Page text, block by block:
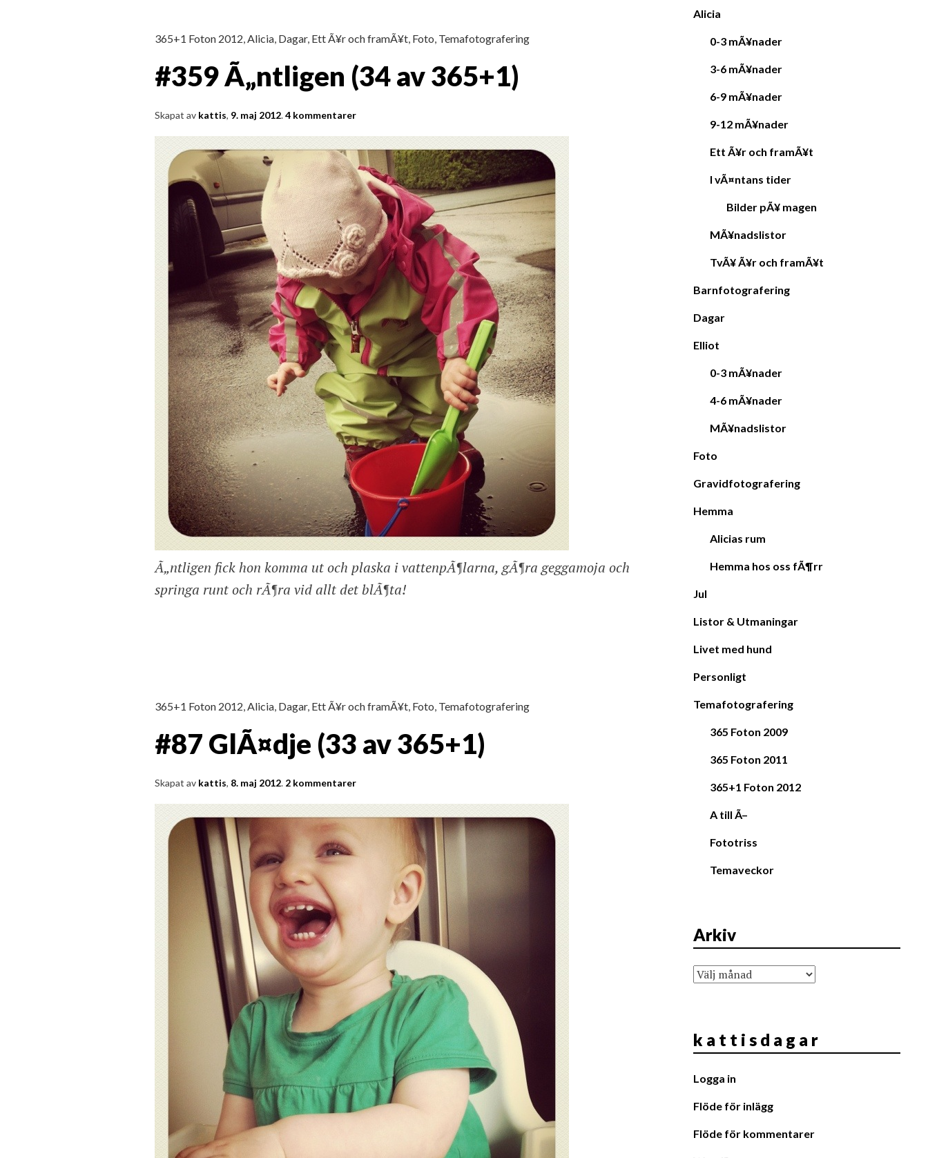
365+1 Foton 2012,Alicia, Dagar, Ett Ã¥r och framÃ¥t, Foto, Temafotografering
#359 Ã„ntligen (34 av 365+1)
Skapat av kattis, 9. maj 2012.4 kommentarer
Ã„ntligen fick hon komma ut och plaska i vattenpÃ¶larna, gÃ¶ra geggamoja och
springa runt och rÃ¶ra vid allt det blÃ¶ta!
365+1 Foton 2012,Alicia, Dagar, Ett Ã¥r och framÃ¥t, Foto, Temafotografering
#87 GlÃ¤dje (33 av 365+1)
Skapat av kattis, 8. maj 2012. 2 kommentarer
Alicia
0-3 mÃ¥nader
3-6 mÃ¥nader
6-9 mÃ¥nader
9-12 mÃ¥nader
Ett Ã¥r och framÃ¥t
I vÃ¤ntans tider
Bilder pÃ¥ magen
MÃ¥nadslistor
TvÃ¥ Ã¥r och framÃ¥t
Barnfotografering
Dagar
Elliot
0-3 mÃ¥nader
4-6 mÃ¥nader
MÃ¥nadslistor
Foto
Gravidfotografering
Hemma
Alicias rum
Hemma hos oss fÃ¶rr
Jul
Listor & Utmaningar
Livet med hund
Personligt
Temafotografering
365 Foton 2009
365 Foton 2011
365+1 Foton 2012
A till Ã–
Fototriss
Temaveckor
Arkiv
Arkiv
k a t t i s d a g a r
Logga in
Flöde för inlägg
Flöde för kommentarer